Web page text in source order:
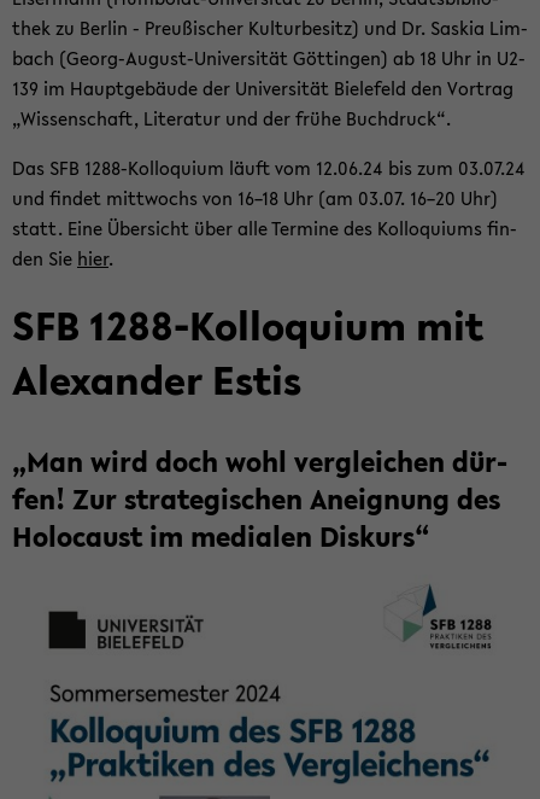
thek zu Ber­lin - Preu­ßi­scher Kul­tur­be­sitz) und Dr. Sas­kia Lim­
bach (Georg-​August-Universität Göt­tin­gen) ab 18 Uhr in U2-​
139 im Haupt­ge­bäu­de der Uni­ver­si­tät Bie­le­feld den Vor­trag
„Wis­sen­schaft, Li­te­ra­tur und der frühe Buch­druck“.
Das SFB 1288-​Kolloquium läuft vom 12.06.24 bis zum 03.07.24
und fin­det mitt­wochs von 16–18 Uhr (am 03.07. 16–20 Uhr)
statt. Eine Über­sicht über alle Ter­mi­ne des Kol­lo­qui­ums fin­
den Sie hier.
SFB 1288-​Kolloquium mit
Alex­an­der Estis
„Man wird doch wohl ver­glei­chen dür­
fen! Zur stra­te­gi­schen An­eig­nung des
Ho­lo­caust im me­dia­len Dis­kurs“